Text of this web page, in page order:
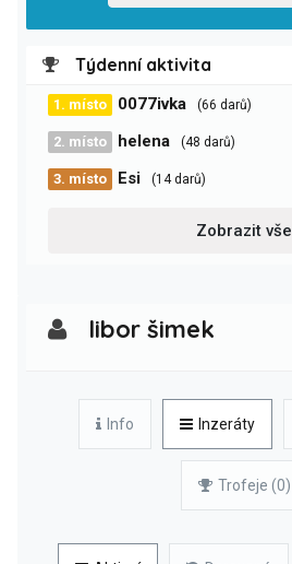
Týdenní aktivita
1. místo 0077ivka (66 darů)
2. místo helena (48 darů)
3. místo Esi (14 darů)
Zobrazit vše
libor šimek
Info Inzeráty
Trofeje (0)